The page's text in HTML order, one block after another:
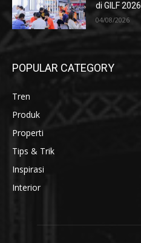
di GILF 2026
04/08/2026
POPULAR CATEGORY
Tren
Produk
Properti
Tips & Trik
Inspirasi
Interior